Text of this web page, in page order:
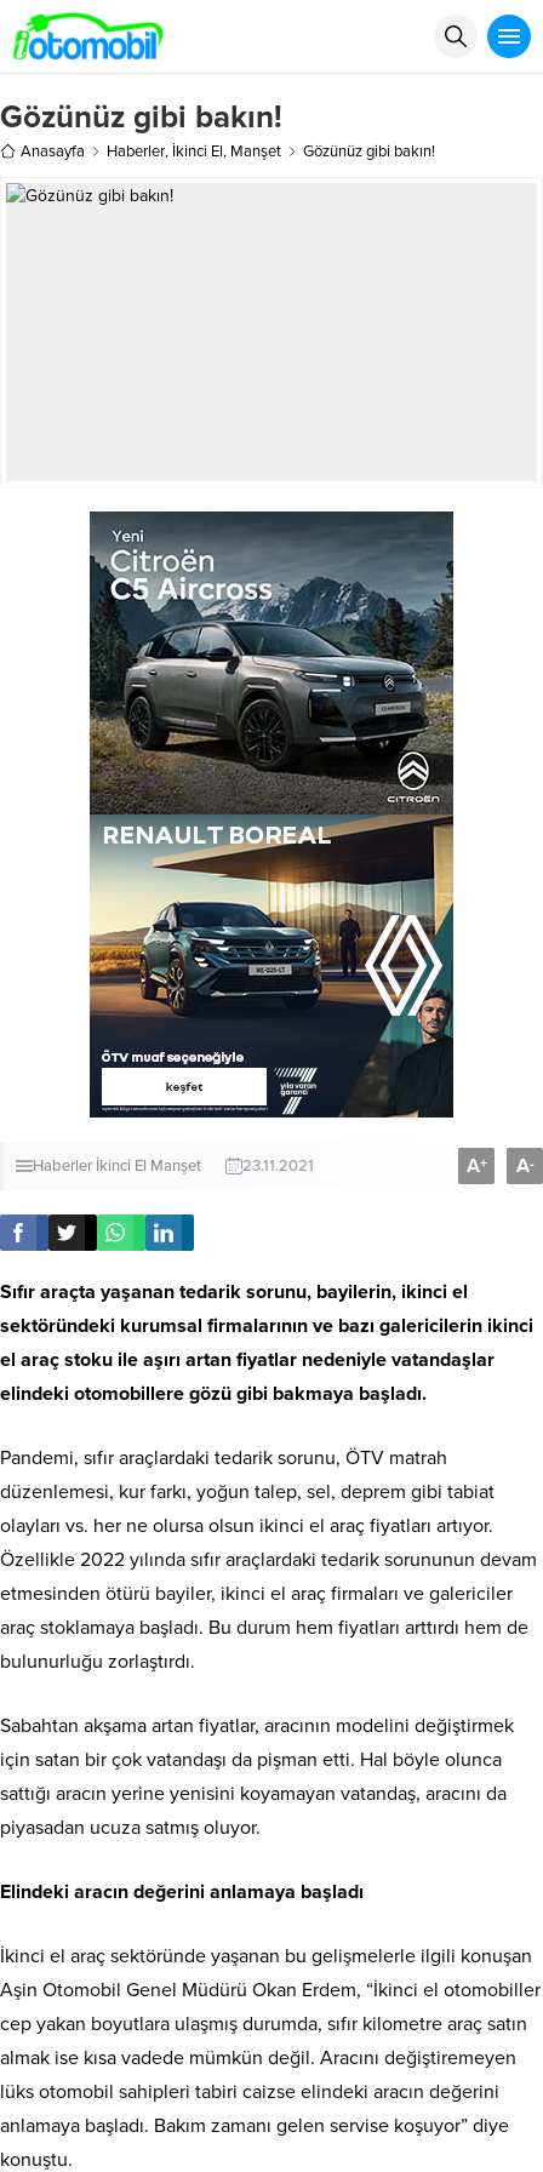
Gözünüz gibi bakın!
Anasayfa Haberler, İkinci El, Manşet Gözünüz gibi bakın!
Haberler İkinci El Manşet 23.11.2021 A+ A-
Sıfır araçta yaşanan tedarik sorunu, bayilerin, ikinci el
sektöründeki kurumsal firmalarının ve bazı galericilerin ikinci
el araç stoku ile aşırı artan fiyatlar nedeniyle vatandaşlar
elindeki otomobillere gözü gibi bakmaya başladı.
Pandemi, sıfır araçlardaki tedarik sorunu, ÖTV matrah
düzenlemesi, kur farkı, yoğun talep, sel, deprem gibi tabiat
olayları vs. her ne olursa olsun ikinci el araç fiyatları artıyor.
Özellikle 2022 yılında sıfır araçlardaki tedarik sorununun devam
etmesinden ötürü bayiler, ikinci el araç firmaları ve galericiler
araç stoklamaya başladı. Bu durum hem fiyatları arttırdı hem de
bulunurluğu zorlaştırdı.
Sabahtan akşama artan fiyatlar, aracının modelini değiştirmek
için satan bir çok vatandaşı da pişman etti. Hal böyle olunca
sattığı aracın yerine yenisini koyamayan vatandaş, aracını da
piyasadan ucuza satmış oluyor.
Elindeki aracın değerini anlamaya başladı
İkinci el araç sektöründe yaşanan bu gelişmelerle ilgili konuşan
Aşin Otomobil Genel Müdürü Okan Erdem, “İkinci el otomobiller
cep yakan boyutlara ulaşmış durumda, sıfır kilometre araç satın
almak ise kısa vadede mümkün değil. Aracını değiştiremeyen
lüks otomobil sahipleri tabiri caizse elindeki aracın değerini
anlamaya başladı. Bakım zamanı gelen servise koşuyor” diye
konuştu.